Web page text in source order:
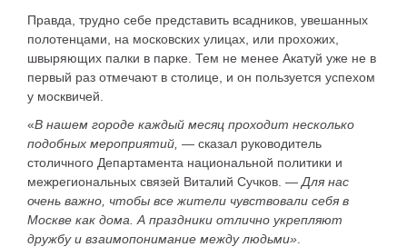
Правда, трудно себе представить всадников, увешанных
полотенцами, на московских улицах, или прохожих,
швыряющих палки в парке. Тем не менее Акатуй уже не в
первый раз отмечают в столице, и он пользуется успехом
у москвичей.
«В нашем городе каждый месяц проходит несколько
подобных мероприятий, — сказал руководитель
столичного Департамента национальной политики и
межрегиональных связей Виталий Сучков . — Для нас
очень важно, чтобы все жители чувствовали себя в
Москве как дома. А праздники отлично укрепляют
дружбу и взаимопонимание между людьми»